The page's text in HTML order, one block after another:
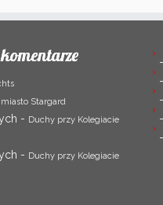
Stargard
- Duchy przy Kolegiacie
- Duchy przy Kolegiacie